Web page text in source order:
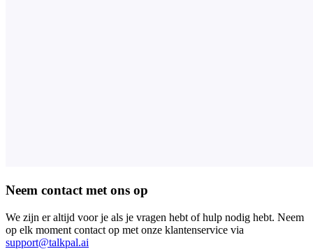
Neem contact met ons op
We zijn er altijd voor je als je vragen hebt of hulp nodig hebt. Neem
op elk moment contact op met onze klantenservice via
support@talkpal.ai